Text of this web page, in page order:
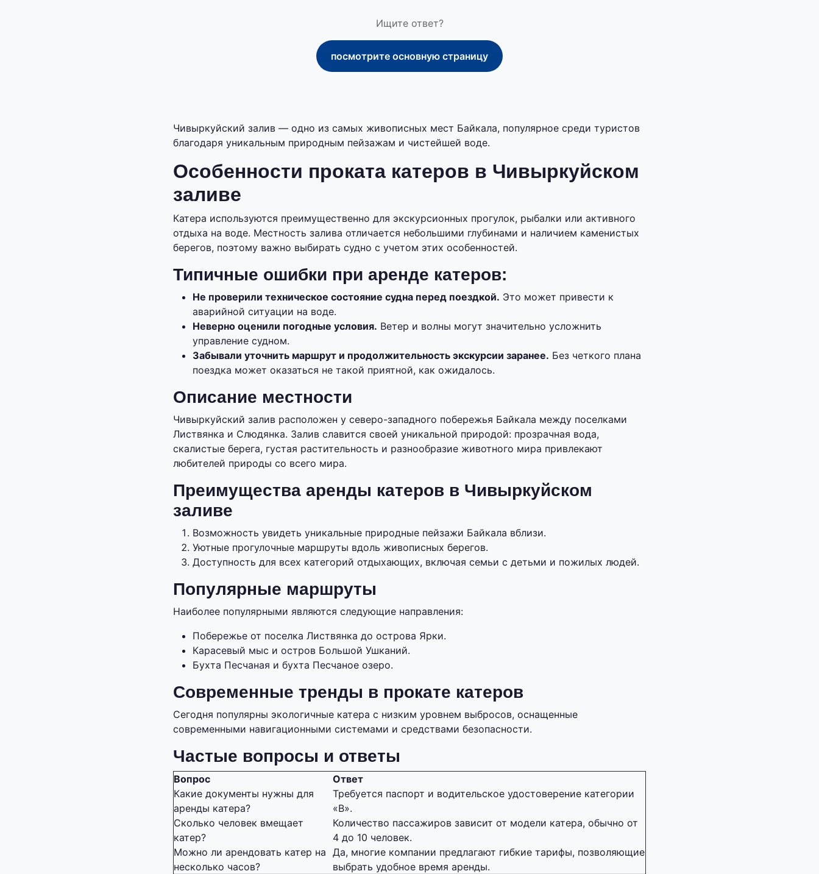
Ищите ответ?
посмотрите основную страницу
Чивыркуйский залив — одно из самых живописных мест Байкала, популярное среди туристов
благодаря уникальным природным пейзажам и чистейшей воде.
Особенности проката катеров в Чивыркуйском
заливе
Катера используются преимущественно для экскурсионных прогулок, рыбалки или активного
отдыха на воде. Местность залива отличается небольшими глубинами и наличием каменистых
берегов, поэтому важно выбирать судно с учетом этих особенностей.
Типичные ошибки при аренде катеров:
Не проверили техническое состояние судна перед поездкой. Это может привести к
аварийной ситуации на воде.
Неверно оценили погодные условия. Ветер и волны могут значительно усложнить
управление судном.
Забывали уточнить маршрут и продолжительность экскурсии заранее. Без четкого плана
поездка может оказаться не такой приятной, как ожидалось.
Описание местности
Чивыркуйский залив расположен у северо-западного побережья Байкала между поселками
Листвянка и Слюдянка. Залив славится своей уникальной природой: прозрачная вода,
скалистые берега, густая растительность и разнообразие животного мира привлекают
любителей природы со всего мира.
Преимущества аренды катеров в Чивыркуйском
заливе
Возможность увидеть уникальные природные пейзажи Байкала вблизи.
Уютные прогулочные маршруты вдоль живописных берегов.
Доступность для всех категорий отдыхающих, включая семьи с детьми и пожилых людей.
Популярные маршруты
Наиболее популярными являются следующие направления:
Побережье от поселка Листвянка до острова Ярки.
Карасевый мыс и остров Большой Ушканий.
Бухта Песчаная и бухта Песчаное озеро.
Современные тренды в прокате катеров
Сегодня популярны экологичные катера с низким уровнем выбросов, оснащенные
современными навигационными системами и средствами безопасности.
Частые вопросы и ответы
Вопрос
Ответ
Какие документы нужны для
аренды катера?
Требуется паспорт и водительское удостоверение категории
«В».
Сколько человек вмещает
катер?
Количество пассажиров зависит от модели катера, обычно от
4 до 10 человек.
Можно ли арендовать катер на
несколько часов?
Да, многие компании предлагают гибкие тарифы, позволяющие
выбрать удобное время аренды.